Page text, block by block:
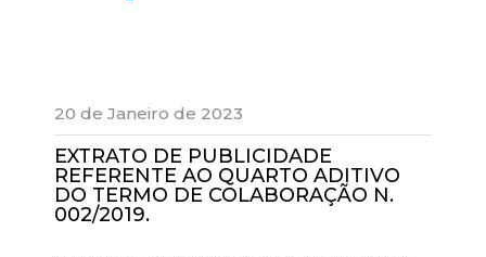
20 de Janeiro de 2023
EXTRATO DE PUBLICIDADE
REFERENTE AO QUARTO ADITIVO
DO TERMO DE COLABORAÇÃO N.
002/2019.